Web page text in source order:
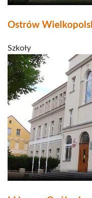
Ostrów
Szkoły